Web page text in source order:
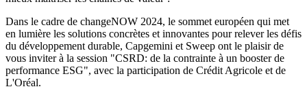
Dans le cadre de changeNOW 2024, le sommet européen qui met
en lumière les solutions concrètes et innovantes pour relever les défis
du développement durable, Capgemini et Sweep ont le plaisir de
vous inviter à la session "CSRD: de la contrainte à un booster de
performance ESG", avec la participation de Crédit Agricole et de
L'Oréal.